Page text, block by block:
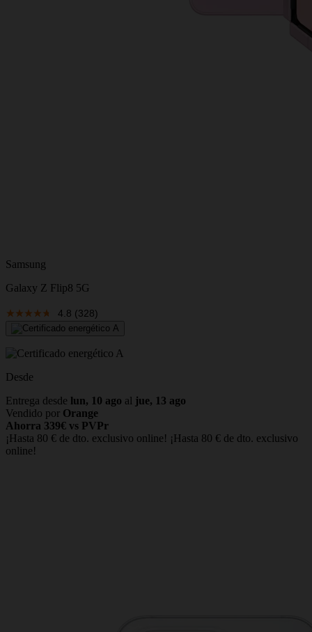
Samsung
Galaxy Z Flip8 5G
4.8 (328)
Desde
Entrega desde lun, 10 ago al jue, 13 ago
Vendido por Orange
Ahorra 339€ vs PVPr
¡Hasta 80 € de dto. exclusivo online! ¡Hasta 80 € de dto. exclusivo
online!